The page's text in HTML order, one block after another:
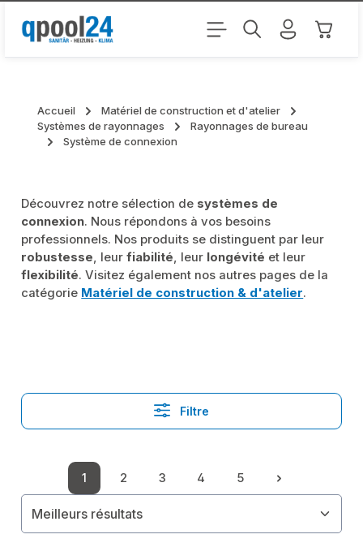
Passer au contenu principal Le
Accueil
Matériel de construction et d'atelier
Systèmes de rayonnages
Rayonnages de bureau
Système de connexion
Découvrez notre sélection de systèmes de
connexion. Nous répondons à vos besoins
professionnels. Nos produits se distinguent par leur
robustesse, leurfiabilité, leur longévité et leur
flexibilité. Visitez également nos autres pages de la
catégorie Matériel de construction & d'atelier.
Filtre
Page
1
Page
2
Page
3
Page
4
Page
5